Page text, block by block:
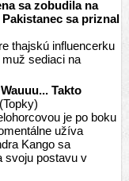
sa zobudila na
sa priznal
thajskú influencerku
sediaci na
Takto
(Topky)
je po boku
užíva
Kango sa
svoju postavu v